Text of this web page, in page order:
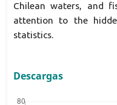
Chilean waters, and
attention to the
statistics.
Descargas